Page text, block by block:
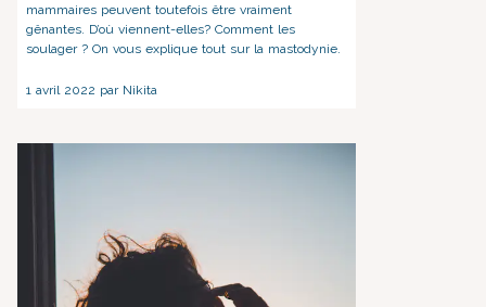
mammaires peuvent toutefois être vraiment
gênantes. D’où viennent-elles? Comment les
soulager ? On vous explique tout sur la mastodynie.
1 avril 2022 par Nikita